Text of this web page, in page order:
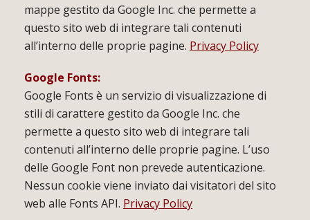
mappe gestito da Google Inc. che permette a
questo sito web di integrare tali contenuti
all’interno delle proprie pagine. Privacy Policy
Google Fonts:
Google Fonts è un servizio di visualizzazione di
stili di carattere gestito da Google Inc. che
permette a questo sito web di integrare tali
contenuti all’interno delle proprie pagine. L’uso
delle Google Font non prevede autenticazione.
Nessun cookie viene inviato dai visitatori del sito
web alle Fonts API. Privacy Policy